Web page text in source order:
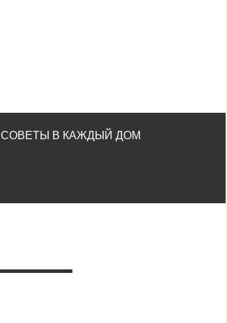
СОВЕТЫ В КАЖДЫЙ ДОМ